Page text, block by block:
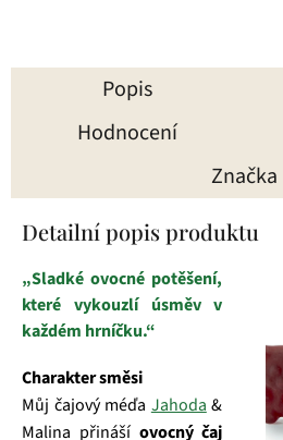
Popis
Hodnocení
Značka
Detailní popis produktu
„Sladké ovocné potěšení,
které vykouzlí úsměv v
každém hrníčku.“
Charakter směsi
Můj čajový méďa Jahoda &
Malina přináší ovocný čaj